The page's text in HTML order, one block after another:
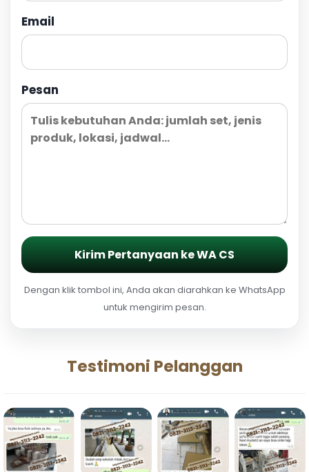
Email
Pesan
Kirim Pertanyaan ke WA CS
Dengan klik tombol ini, Anda akan diarahkan ke WhatsApp
untuk mengirim pesan.
Testimoni Pelanggan